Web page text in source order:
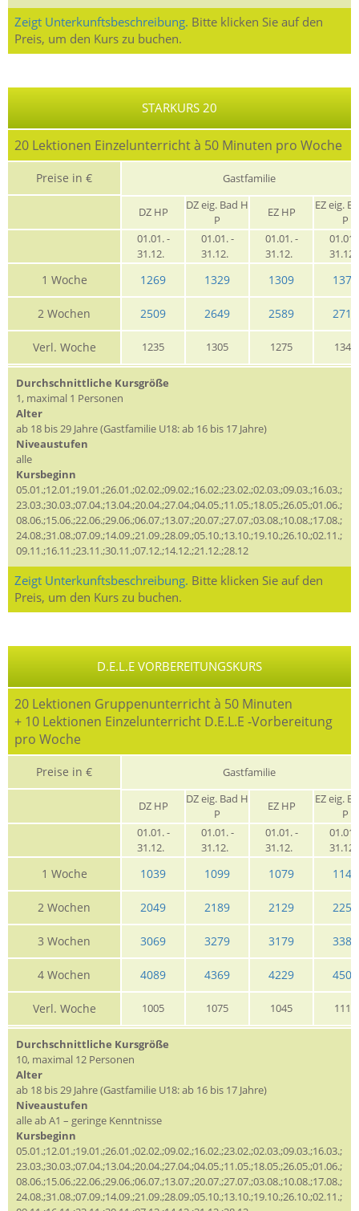
Zeigt Unterkunftsbeschreibung. Bitte klicken Sie auf den
Preis, um den Kurs zu buchen.
STARKURS 20
20 Lektionen Einzelunterricht à 50 Minuten pro Woche
Preise in € Gastfamilie
DZ HP
DZ eig. Bad H
P
EZ HP
EZ eig.
P
01.01. -
31.12.
01.01. -
31.12.
01.01. -
31.12.
01.01.
1 Woche 1269 1329 1309 1375
2 Wochen 2509 2649 2589 2719
Verl. Woche 1235 1305 1275 1345
Durchschnittliche Kursgröße
1, maximal 1 Personen
Alter
ab 18 bis 29 Jahre (Gastfamilie U18: ab 16 bis 17 Jahre)
Niveaustufen
alle
Kursbeginn
05.01.;12.01.;19.01.;26.01.;02.02.;09.02.;16.02.;23.02.;02.03.;09.03.;16.03.;
23.03.;30.03.;07.04.;13.04.;20.04.;27.04.;04.05.;11.05.;18.05.;26.05.;01.06.;
08.06.;15.06.;22.06.;29.06.;06.07.;13.07.;20.07.;27.07.;03.08.;10.08.;17.08.;
24.08.;31.08.;07.09.;14.09.;21.09.;28.09.;05.10.;13.10.;19.10.;26.10.;02.11.;
09.11.;16.11.;23.11.;30.11.;07.12.;14.12.;21.12.;28.12
Zeigt Unterkunftsbeschreibung. Bitte klicken Sie auf den
Preis, um den Kurs zu buchen.
D.E.L.E VORBEREITUNGSKURS
20 Lektionen Gruppenunterricht à 50 Minuten
+ 10 Lektionen Einzelunterricht D.E.L.E -Vorbereitung
pro Woche
Preise in € Gastfamilie
DZ HP
DZ eig. Bad H
P
EZ HP
EZ eig.
P
01.01. -
31.12.
01.01. -
31.12.
01.01. -
31.12.
01.01.
1 Woche 1039 1099 1079 1145
2 Wochen 2049 2189 2129 2259
3 Wochen 3069 3279 3179 3389
4 Wochen 4089 4369 4229 4509
Verl. Woche 1005 1075 1045 1115
Durchschnittliche Kursgröße
10, maximal 12 Personen
Alter
ab 18 bis 29 Jahre (Gastfamilie U18: ab 16 bis 17 Jahre)
Niveaustufen
alle ab A1 – geringe Kenntnisse
Kursbeginn
05.01.;12.01.;19.01.;26.01.;02.02.;09.02.;16.02.;23.02.;02.03.;09.03.;16.03.;
23.03.;30.03.;07.04.;13.04.;20.04.;27.04.;04.05.;11.05.;18.05.;26.05.;01.06.;
08.06.;15.06.;22.06.;29.06.;06.07.;13.07.;20.07.;27.07.;03.08.;10.08.;17.08.;
24.08.;31.08.;07.09.;14.09.;21.09.;28.09.;05.10.;13.10.;19.10.;26.10.;02.11.;